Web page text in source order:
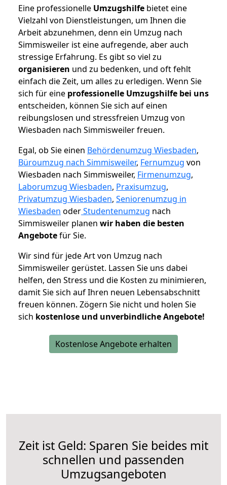
Eine professionelle Umzugshilfe bietet eine
Vielzahl von Dienstleistungen, um Ihnen die
Arbeit abzunehmen, denn ein Umzug nach
Simmisweiler ist eine aufregende, aber auch
stressige Erfahrung. Es gibt so viel zu
organisieren und zu bedenken, und oft fehlt
einfach die Zeit, um alles zu erledigen. Wenn Sie
sich für eine professionelle Umzugshilfe bei uns
entscheiden, können Sie sich auf einen
reibungslosen und stressfreien Umzug von
Wiesbaden nach Simmisweiler freuen.
Egal, ob Sie einen Behördenumzug Wiesbaden,
Büroumzug nach Simmisweiler, Fernumzug von
Wiesbaden nach Simmisweiler, Firmenumzug,
Laborumzug Wiesbaden, Praxisumzug,
Privatumzug Wiesbaden, Seniorenumzug in
Wiesbaden oderStudentenumzug nach
Simmisweiler planen wir haben die besten
Angebotefür Sie.
Wir sind für jede Art von Umzug nach
Simmisweiler gerüstet. Lassen Sie uns dabei
helfen, den Stress und die Kosten zu minimieren,
damit Sie sich auf Ihren neuen Lebensabschnitt
freuen können. Zögern Sie nicht und holen Sie
sich kostenlose und unverbindliche Angebote!
Kostenlose Angebote erhalten
Zeit ist Geld: Sparen Sie beides mit
schnellen und passenden
Umzugsangeboten